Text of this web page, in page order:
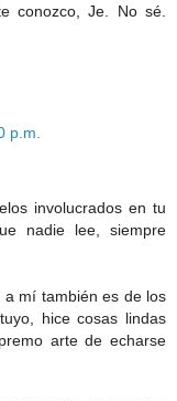
conozco, Je. No sé.
p.m.
involucrados en tu
nadie lee, siempre
a mí también es de los
hice cosas lindas
arte de echarse